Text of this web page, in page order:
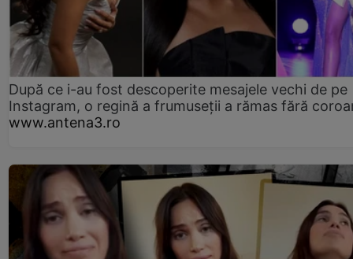
După ce i-au fost descoperite mesajele vechi de pe
Instagram, o regină a frumuseții a rămas fără
www.antena3.ro